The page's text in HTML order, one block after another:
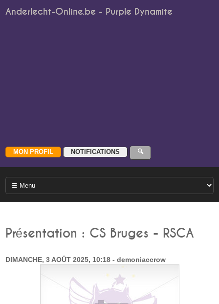
Anderlecht-Online.be - Purple Dynamite
Présentation : CS Bruges - RSCA
DIMANCHE, 3 AOÛT 2025, 10:18 - demoniaccrow